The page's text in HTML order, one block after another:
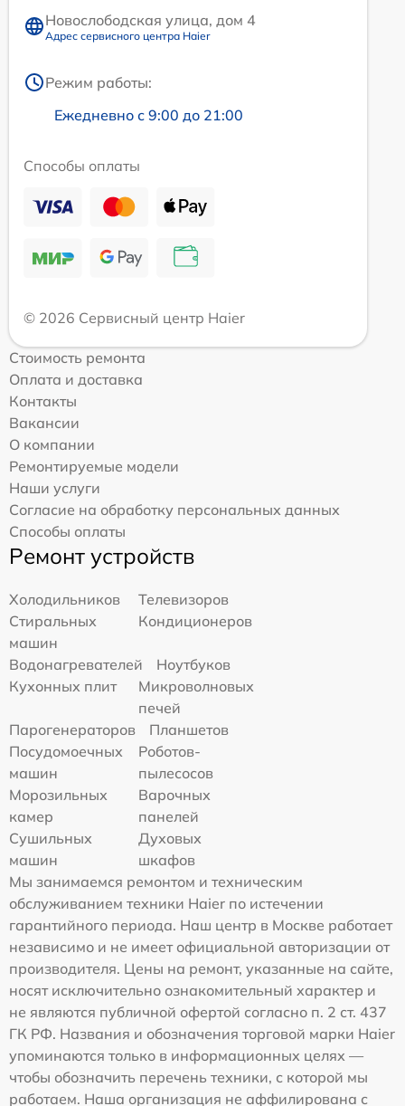
Новослободская улица, дом 4
Адрес сервисного центра Haier
Режим работы:
Ежедневно с 9:00 до 21:00
Способы оплаты
© 2026 Сервисный центр Haier
Стоимость ремонта
Оплата и доставка
Контакты
Вакансии
О компании
Ремонтируемые модели
Наши услуги
Согласие на обработку персональных данных
Способы оплаты
Ремонт устройств
Холодильников
Телевизоров
Стиральных
машин
Кондиционеров
Водонагревателей
Ноутбуков
Кухонных плит
Микроволновых
печей
Парогенераторов
Планшетов
Посудомоечных
машин
Роботов-
пылесосов
Морозильных
камер
Варочных
панелей
Сушильных
машин
Духовых
шкафов
Мы занимаемся ремонтом и техническим
обслуживанием техники Haier по истечении
гарантийного периода. Наш центр в Москве работает
независимо и не имеет официальной авторизации от
производителя. Цены на ремонт, указанные на сайте,
носят исключительно ознакомительный характер и
не являются публичной офертой согласно п. 2 ст. 437
ГК РФ. Названия и обозначения торговой марки Haier
упоминаются только в информационных целях —
чтобы обозначить перечень техники, с которой мы
работаем. Наша организация не аффилирована с